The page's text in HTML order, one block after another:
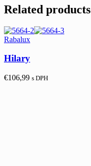
Related products
Rabalux
Hilary
€106,99 s DPH